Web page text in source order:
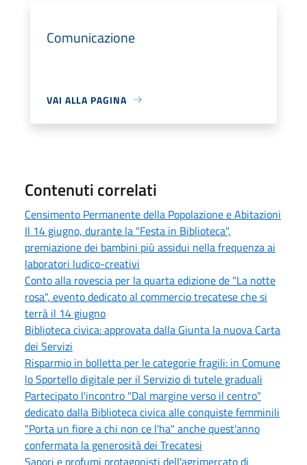
Comunicazione
VAI ALLA PAGINA
Contenuti correlati
Censimento Permanente della Popolazione e Abitazioni
Il 14 giugno, durante la "Festa in Biblioteca",
premiazione dei bambini più assidui nella frequenza ai
laboratori ludico-creativi
Conto alla rovescia per la quarta edizione de "La notte
rosa", evento dedicato al commercio trecatese che si
terrà il 14 giugno
Biblioteca civica: approvata dalla Giunta la nuova Carta
dei Servizi
Risparmio in bolletta per le categorie fragili: in Comune
lo Sportello digitale per il Servizio di tutele graduali
Partecipato l'incontro "Dal margine verso il centro"
dedicato dalla Biblioteca civica alle conquiste femminili
"Porta un fiore a chi non ce l'ha" anche quest'anno
confermata la generosità dei Trecatesi
Sapori e profumi protagonisti dell'agrimercato di